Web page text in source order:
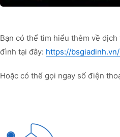
Bạn có thể tìm hiểu thêm về
đình tại đây: https://
Hoặc có thể gọi ngay số điện